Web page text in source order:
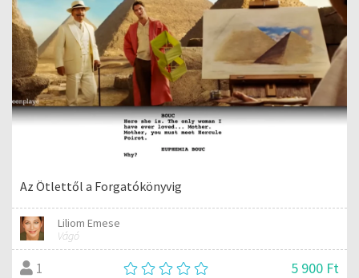
Az Ötlettől a Forgatókönyvig
Liliom Emese
Vágó
1 5 900 Ft